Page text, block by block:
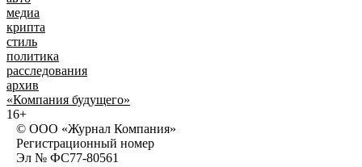
медиа
крипта
стиль
политика
расследования
архив
«Компания будущего»
16+
© ООО «Журнал Компания»
Регистрационный номер
Эл № ФС77-80561